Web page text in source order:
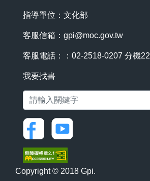
指導單位：文化部
客服信箱： gpi@moc.gov.tw
客服電話：：02-2518-0207 分機22
我要找書
Copyright © 2018 Gpi.